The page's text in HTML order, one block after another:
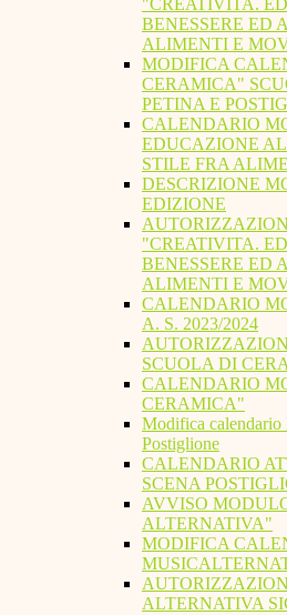
"CREATIVITA.
BENESSERE ED
ALIMENTI E
MODIFICA
CERAMICA"
PETINA E
CALENDARIO
EDUCAZIONE
STILE FRA
DESCRIZIONE
EDIZIONE
"CREATIVITA.
BENESSERE ED
ALIMENTI E
CALENDARIO
A. S. 2023/2024
SCUOLA DI
CALENDARIO
CERAMICA"
Modifica
Postiglione
CALENDARIO
SCENA
AVVISO
ALTERNATIVA"
MODIFICA
ALTERNATIVA